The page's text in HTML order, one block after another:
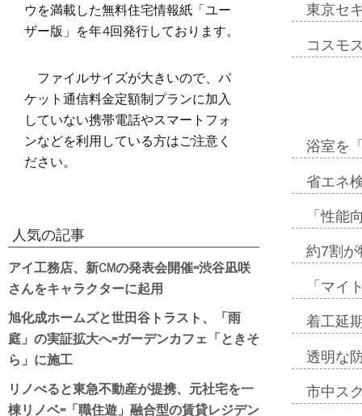
東京セ
コスモ
浴室を
省エネ
「性能
約7割
「マイ
着工延
透明な
市中ス
ウを満載した無料住宅情報紙「ユー
ザー版」を年4回発行しております。
ファイルサイズが大きいので、パ
ケット通信料金定額制プランに加入
していない携帯電話やスマートフォ
ンなどを利用している方はご注意く
ださい。
人気の記事
アイ工務店、新CMの発表会開催=渋谷凪咲
さんをキャラクターに起用
旭化成ホームズと世田谷トラスト、「雨
庭」の実証拡大へ=ガーデンカフェ「ときそ
ら」に施工
リノべると東急不動産が提携、元社宅を一
棟リノベ=「職住遊」融合型の賃貸レジデン